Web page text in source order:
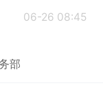
06-26 08:45
部